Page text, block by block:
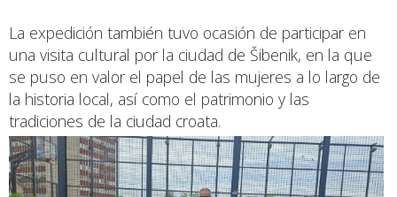
La expedición también tuvo ocasión de participar en
una visita cultural por la ciudad de Šibenik, en la que
se puso en valor el papel de las mujeres a lo largo de
la historia local, así como el patrimonio y las
tradiciones de la ciudad croata.